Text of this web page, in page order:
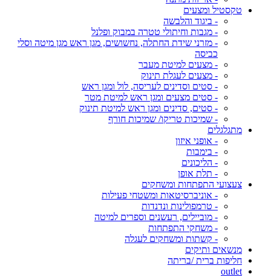
טקסטיל ומצעים
- ביגוד והלבשה
- מגבות וחיתולי טטרה במבוק ופלנל
- מזרני שידת החתלה, נחשושים, מגן ראש מגן מיטה וסלי
כביסה
- מצעים למיטת מעבר
- מצעים לעגלת תינוק
- סטים וסדינים לעריסה, לול ומגן ראש
- סטים מצעים ומגן ראש למיטת מטר
- סטים, סדינים ומגן ראש למיטת תינוק
- שמיכות טריקו/ שמיכות חורף
מתגלגלים
- אופני איזון
- בימבות
- הליכונים
- תלת אופן
צעצועי התפתחות ומשחקים
- אוניברסיטאות ומשטחי פעילות
- טרמפולינות ונדנדות
- מוביילים, רעשנים וספרים למיטה
- משחקי התפתחות
- קשתות ומשחקים לעגלה
מנשאים ותיקים
חליפות ברית /בריתה
outlet